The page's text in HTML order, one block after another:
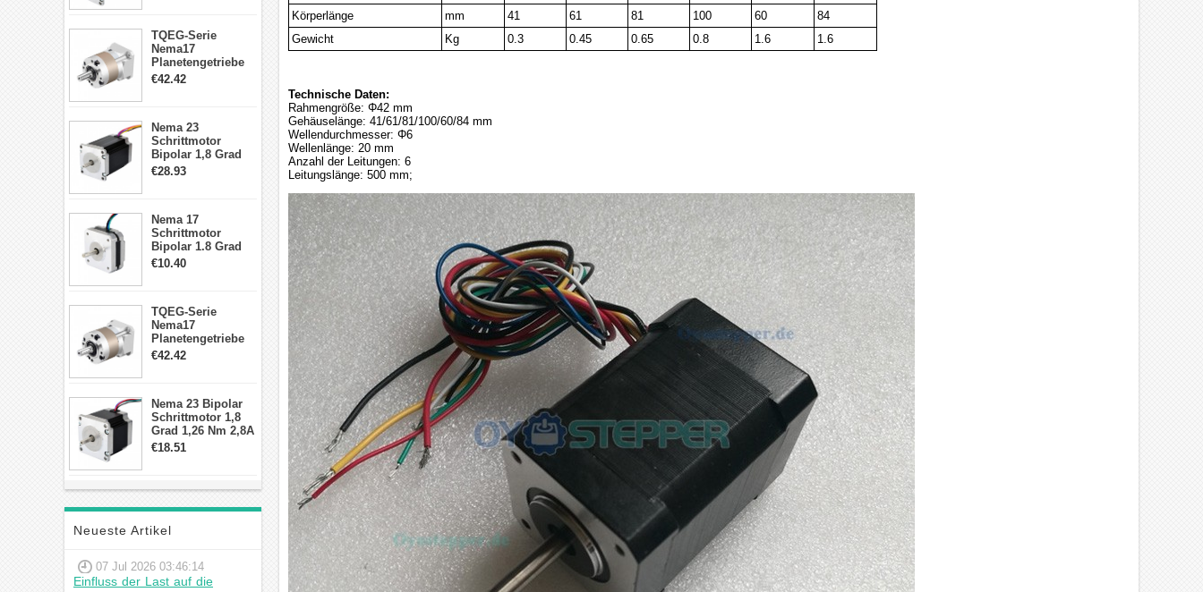
TQEG-Serie
Nema17
Planetengetriebe
5:1 Spiel 15Arc-
€42.42
Nema 23
Schrittmotor
Bipolar 1,8 Grad
2,83Nm 4 A 2,26V
€28.93
Nema 17
Schrittmotor
Bipolar 1.8 Grad
8.7Ncm 1A 3.5V 4
€10.40
TQEG-Serie
Nema17
Planetengetriebe
10:1 Spiel 15Arc-
€42.42
Nema 23 Bipolar
Schrittmotor 1,8
Grad 1,26 Nm 2,8A
2,5V 4 Drähte
€18.51
Neueste Artikel
07 Jul 2026 03:46:14
Einfluss der Last auf die
Körperlänge mm 41 61 81 100 60
84
Gewicht
Kg 0.3 0.45 0.65 0.8 1.6 1.6
Technische Daten:
Rahmengröße: Φ42 mm
Gehäuselänge: 41/61/81/100/60/84 mm
Wellendurchmesser: Φ6
Wellenlänge: 20 mm
Anzahl der Leitungen: 6
Leitungslänge: 500 mm;